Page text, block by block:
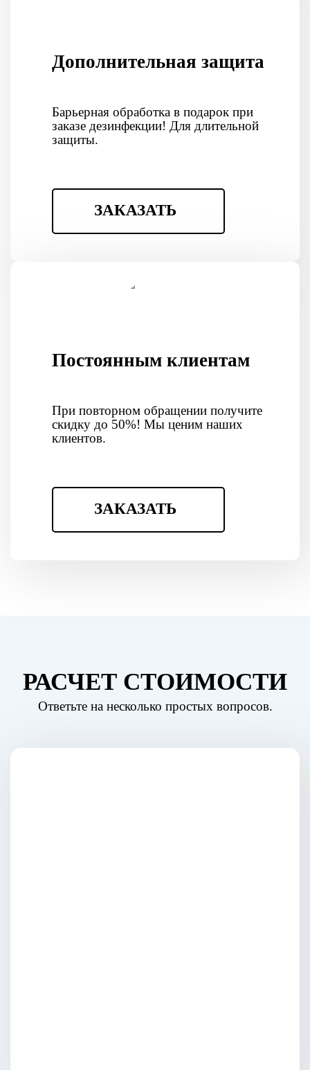
Дополнительная защита
Барьерная обработка в подарок при
заказе дезинфекции! Для длительной
защиты.
ЗАКАЗАТЬ
Постоянным клиентам
При повторном обращении получите
скидку до 50%! Мы ценим наших
клиентов.
ЗАКАЗАТЬ
РАСЧЕТ СТОИМОСТИ
Ответьте на несколько простых вопросов.